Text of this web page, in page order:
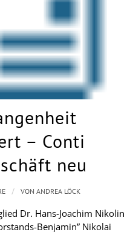
– Conti
neu
Dr. Hans-Joachim Nikolin
Benjamin” Nikolai
/ VONANDREA LÖCK